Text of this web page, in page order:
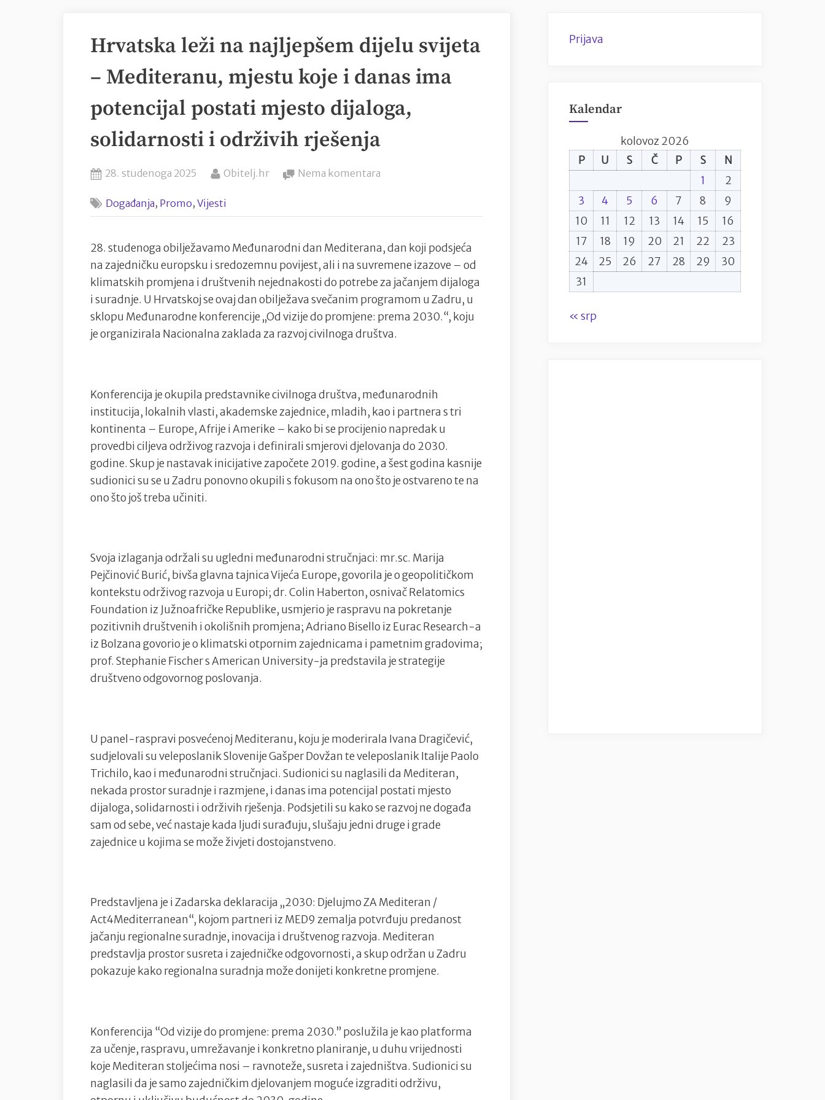
Hrvatska leži na najljepšem dijelu svijeta
– Mediteranu, mjestu koje i danas ima
potencijal postati mjesto dijaloga,
solidarnosti i održivih rješenja
Posted
28. studenoga 2025 By
Obitelj.hr Nema komentara
dijelu
svijeta
–
Mediteranu,
mjestu
koje
ima
potencijal
postati
mjesto
dijaloga,
solidarnosti
i
Događanja, Promo,Vijesti
28. studenoga obilježavamo Međunarodni dan Mediterana, dan koji podsjeća
na zajedničku europsku i sredozemnu povijest, ali i na suvremene izazove – od
klimatskih promjena i društvenih nejednakosti do potrebe za jačanjem dijaloga
i suradnje. U Hrvatskoj se ovaj dan obilježava svečanim programom u Zadru, u
sklopu Međunarodne konferencije „Od vizije do promjene: prema 2030.“, koju
je organizirala Nacionalna zaklada za razvoj civilnoga društva.
Konferencija je okupila predstavnike civilnoga društva, međunarodnih
institucija, lokalnih vlasti, akademske zajednice, mladih, kao i partnera s tri
kontinenta – Europe, Afrije i Amerike – kako bi se procijenio napredak u
provedbi ciljeva održivog razvoja i definirali smjerovi djelovanja do 2030.
godine. Skup je nastavak inicijative započete 2019. godine, a šest godina kasnije
sudionici su se u Zadru ponovno okupili s fokusom na ono što je ostvareno te na
ono što još treba učiniti.
Svoja izlaganja održali su ugledni međunarodni stručnjaci: mr.sc. Marija
Pejčinović Burić, bivša glavna tajnica Vijeća Europe, govorila je o geopolitičkom
kontekstu održivog razvoja u Europi; dr. Colin Haberton, osnivač Relatomics
Foundation iz Južnoafričke Republike, usmjerio je raspravu na pokretanje
pozitivnih društvenih i okolišnih promjena; Adriano Bisello iz Eurac Research-a
iz Bolzana govorio je o klimatski otpornim zajednicama i pametnim gradovima;
prof. Stephanie Fischer s American University-ja predstavila je strategije
društveno odgovornog poslovanja.
U panel-raspravi posvećenoj Mediteranu, koju je moderirala Ivana Dragičević,
sudjelovali su veleposlanik Slovenije Gašper Dovžan te veleposlanik Italije Paolo
Trichilo, kao i međunarodni stručnjaci. Sudionici su naglasili da Mediteran,
nekada prostor suradnje i razmjene, i danas ima potencijal postati mjesto
dijaloga, solidarnosti i održivih rješenja. Podsjetili su kako se razvoj ne događa
sam od sebe, već nastaje kada ljudi surađuju, slušaju jedni druge i grade
zajednice u kojima se može živjeti dostojanstveno.
Predstavljena je i Zadarska deklaracija „2030: Djelujmo ZA Mediteran /
Act4Mediterranean“, kojom partneri iz MED9 zemalja potvrđuju predanost
jačanju regionalne suradnje, inovacija i društvenog razvoja. Mediteran
predstavlja prostor susreta i zajedničke odgovornosti, a skup održan u Zadru
pokazuje kako regionalna suradnja može donijeti konkretne promjene.
Konferencija “Od vizije do promjene: prema 2030.” poslužila je kao platforma
za učenje, raspravu, umrežavanje i konkretno planiranje, u duhu vrijednosti
koje Mediteran stoljećima nosi – ravnoteže, susreta i zajedništva. Sudionici su
naglasili da je samo zajedničkim djelovanjem moguće izgraditi održivu,
Prijava
Kalendar
kolovoz 2026
P
U S Č P S
N
1
2
3
4 5 6 7 8
9
10
11 12 13 14 15
16
17
18 19 20 21 22
23
24
25 26 27 28 29
30
31
« srp